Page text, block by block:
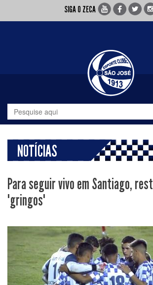
SIGA O ZECA
NOTÍCIAS
Para seguir vivo em Santiago,
"gringos"